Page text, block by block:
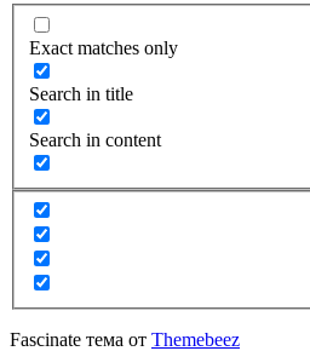
Exact matches only
Search in title
Search in content
Fascinate тема от Themebeez